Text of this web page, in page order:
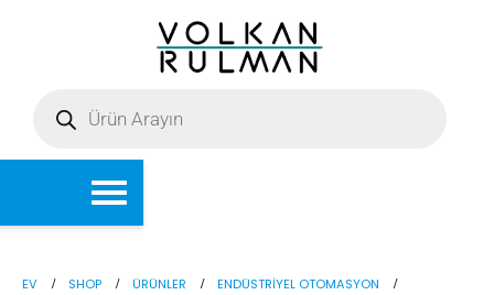
EV SHOP ÜRÜNLER
ENDÜSTRIYEL OTOMASYON